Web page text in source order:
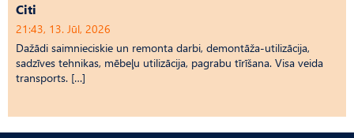
Citi
21:43, 13. Jūl, 2026
Dažādi saimnieciskie un remonta darbi, demontāža-utilizācija,
sadzīves tehnikas, mēbeļu utilizācija, pagrabu tīrīšana. Visa veida
transports. […]